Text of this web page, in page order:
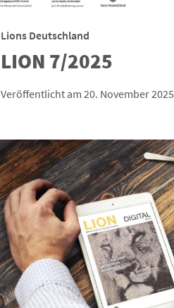
Lions Deutschland
LION 7/2025
Veröffentlicht am 20. November 2025